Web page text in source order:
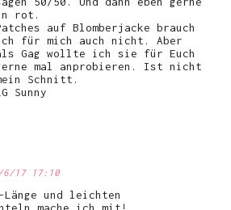
rot.
auf Blomberjacke brauch
für mich auch nicht. Aber
Gag wollte ich sie für Euch
mal anprobieren. Ist nicht
Schnitt.
Sunny
6/17 17:10
und leichten